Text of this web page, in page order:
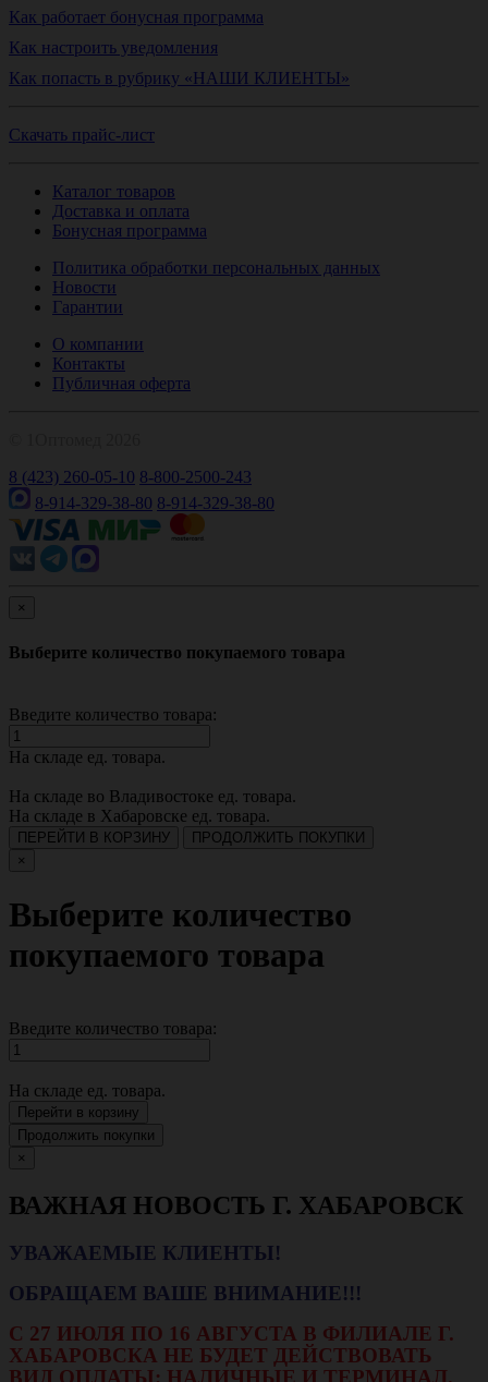
Как работает бонусная программа
Как настроить уведомления
Как попасть в рубрику «НАШИ КЛИЕНТЫ»
Скачать прайс-лист
Каталог товаров
Доставка и оплата
Бонусная программа
Политика обработки персональных данных
Новости
Гарантии
О компании
Контакты
Публичная оферта
8 (423) 260-05-10 8-800-2500-243
8-914-329-38-80 8-914-329-38-80
×
Выберите количество покупаемого товара
Введите количество товара:
На складе ед. товара.
На складе во Владивостоке ед. товара.
На складе в Хабаровске ед. товара.
ПЕРЕЙТИ В КОРЗИНУ
ПРОДОЛЖИТЬ ПОКУПКИ
×
Выберите количество
покупаемого товара
Введите количество товара:
На складе ед. товара.
Перейти в корзину
Продолжить покупки
×
ВАЖНАЯ НОВОСТЬ Г. ХАБАРОВСК
УВАЖАЕМЫЕ КЛИЕНТЫ!
ОБРАЩАЕМ ВАШЕ ВНИМАНИЕ!!!
С 27 ИЮЛЯ ПО 16 АВГУСТА В ФИЛИАЛЕ Г.
ХАБАРОВСКА НЕ БУДЕТ ДЕЙСТВОВАТЬ
ВИД ОПЛАТЫ: НАЛИЧНЫЕ И ТЕРМИНАЛ.